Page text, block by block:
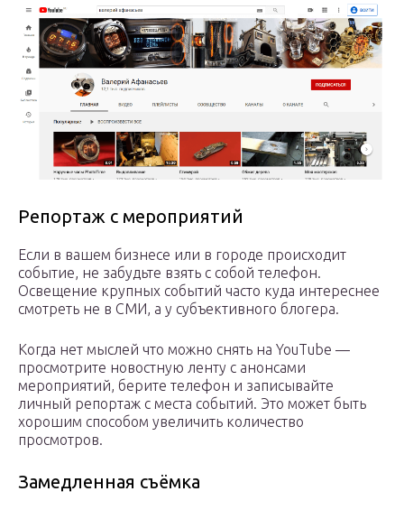
Репортаж с мероприятий
Если в вашем бизнесе или в городе происходит
событие, не забудьте взять с собой телефон.
Освещение крупных событий часто куда интереснее
смотреть не в СМИ, а у субъективного блогера.
Когда нет мыслей что можно снять на YouTube —
просмотрите новостную ленту с анонсами
мероприятий, берите телефон и записывайте
личный репортаж с места событий. Это может быть
хорошим способом увеличить количество
просмотров.
Замедленная съёмка